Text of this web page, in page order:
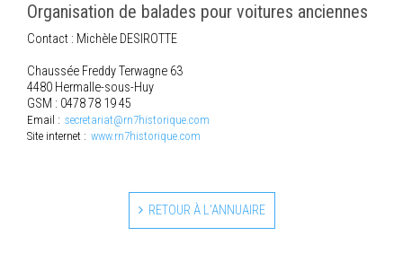
Organisation de balades pour voitures anciennes
Contact : Michèle DESIROTTE
Chaussée Freddy Terwagne 63
4480 Hermalle-sous-Huy
GSM : 0478 78 19 45
Email : secretariat@rn7historique.com
Site internet : www.rn7historique.com
RETOUR À L'ANNUAIRE